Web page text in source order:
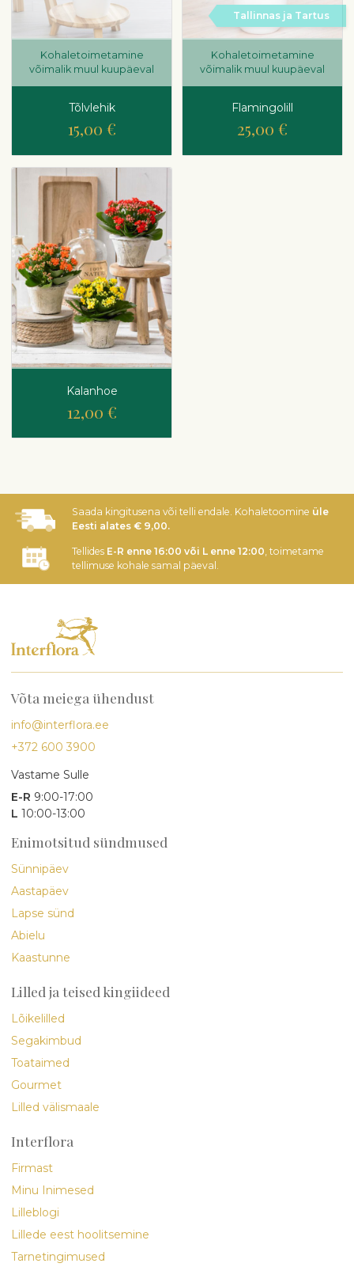
Kohaletoimetamine
võimalik muul kuupäeval
Tõlvlehik
15,00 €
Tallinnas ja Tartus
Kohaletoimetamine
võimalik muul kuupäeval
Flamingolill
25,00 €
Kalanhoe
12,00 €
Saada kingitusena või telli endale. Kohaletoomine üle
Eesti alates € 9,00.
Tellides E-R enne 16:00 või L enne 12:00, toimetame
tellimuse kohale samal päeval.
Võta meiega ühendust
info@interflora.ee
+372 600 3900
Vastame Sulle
E-R 9:00-17:00
L 10:00-13:00
Enimotsitud sündmused
Sünnipäev
Aastapäev
Lapse sünd
Abielu
Kaastunne
Lilled ja teised kingiideed
Lõikelilled
Segakimbud
Toataimed
Gourmet
Lilled välismaale
Interflora
Firmast
Minu Inimesed
Lilleblogi
Lillede eest hoolitsemine
Tarnetingimused